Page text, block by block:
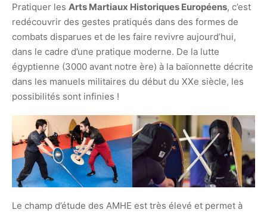
Pratiquer les Arts Martiaux Historiques Européens, c’est
redécouvrir des gestes pratiqués dans des formes de
combats disparues et de les faire revivre aujourd’hui,
dans le cadre d’une pratique moderne. De la lutte
égyptienne (3000 avant notre ère) à la baïonnette décrite
dans les manuels militaires du début du XXe siècle, les
possibilités sont infinies !
Le champ d’étude des AMHE est très élevé et permet à